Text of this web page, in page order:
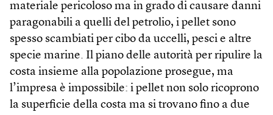
materiale pericoloso ma in grado di causare danni
paragonabili a quelli del petrolio, i pellet sono
spesso scambiati per cibo da uccelli, pesci e altre
specie marine. Il piano delle autorità per ripulire la
costa insieme alla popolazione prosegue, ma
l’impresa è impossibile: i pellet non solo ricoprono
la superficie della costa ma si trovano fino a due